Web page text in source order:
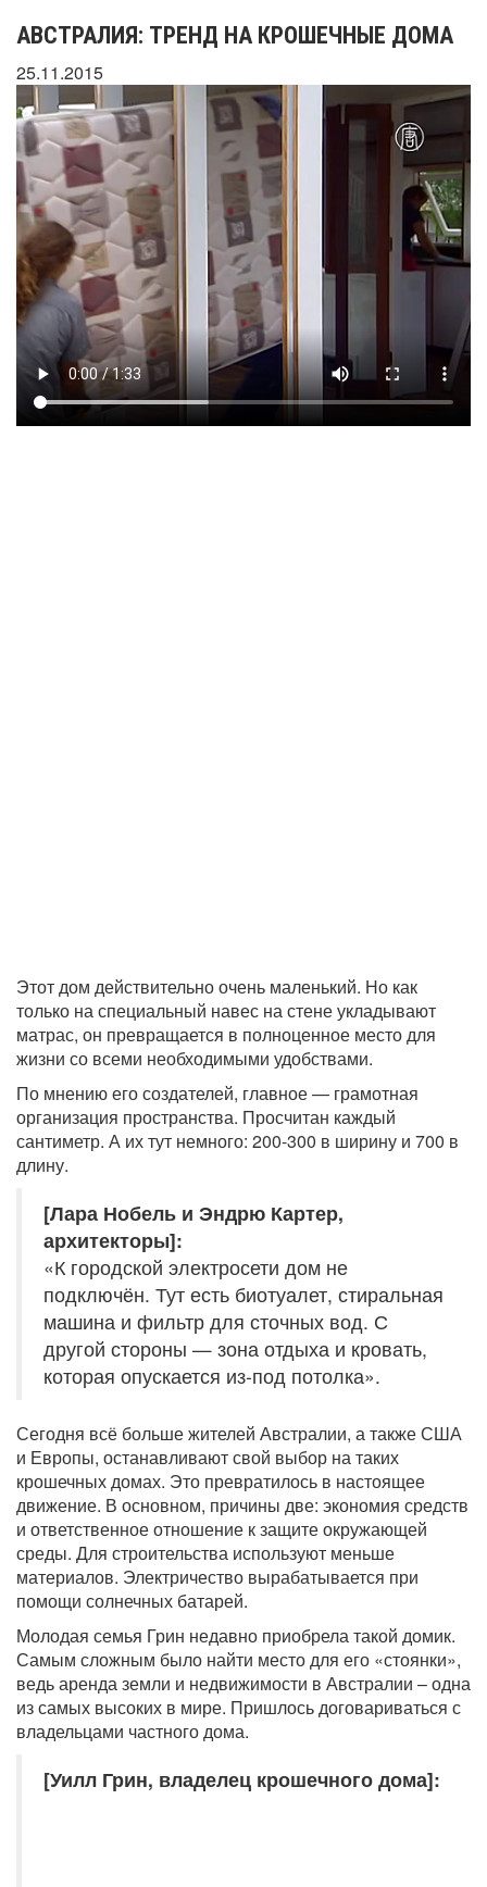
АВСТРАЛИЯ: ТРЕНД НА КРОШЕЧНЫЕ ДОМА
25.11.2015
Этот дом действительно очень маленький. Но как
только на специальный навес на стене укладывают
матрас, он превращается в полноценное место для
жизни со всеми необходимыми удобствами.
По мнению его создателей, главное — грамотная
организация пространства. Просчитан каждый
сантиметр. А их тут немного: 200-300 в ширину и 700 в
длину.
[Лара Нобель и Эндрю Картер,
архитекторы]:
«К городской электросети дом не
подключён. Тут есть биотуалет, стиральная
машина и фильтр для сточных вод. С
другой стороны — зона отдыха и кровать,
которая опускается из-под потолка».
Сегодня всё больше жителей Австралии, а также США
и Европы, останавливают свой выбор на таких
крошечных домах. Это превратилось в настоящее
движение. В основном, причины две: экономия средств
и ответственное отношение к защите окружающей
среды. Для строительства используют меньше
материалов. Электричество вырабатывается при
помощи солнечных батарей.
Молодая семья Грин недавно приобрела такой домик.
Самым сложным было найти место для его «стоянки»,
ведь аренда земли и недвижимости в Австралии – одна
из самых высоких в мире. Пришлось договариваться с
владельцами частного дома.
[Уилл Грин, владелец крошечного дома]: